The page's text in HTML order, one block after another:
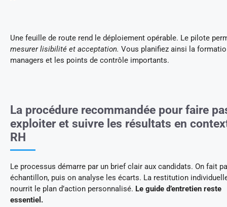
Une feuille de route rend le déploiement opérable. Le pilote
mesurer lisibilité et acceptation. Vous planifiez ainsi la
managers et les points de contrôle importants.
La procédure recommandée pour faire
exploiter et suivre les résultats en
RH
Le processus démarre par un brief clair aux candidats. On fait
échantillon, puis on analyse les écarts. La restitution
nourrit le plan d’action personnalisé. Le guide d’entretien reste
essentiel.